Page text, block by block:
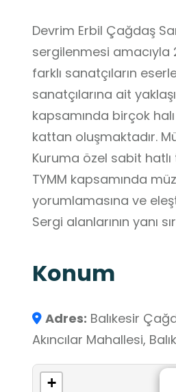
Devrim Erbil Çağdaş
sergilenmesi amacıyla 2002 yılında
farklı sanatçıların eserleri de
sanatçılarına ait
kapsamında birçok
kattan oluşmaktadır. Müze
Kuruma özel
TYMM kapsamında
yorumlamasına ve
Sergi alanlarının yanı
Konum
Adres: Balıkesir
Akıncılar Mahallesi,
+